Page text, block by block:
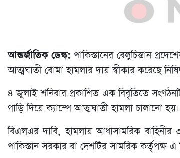
আন্তর্জাতিক ডেস্ক:পাকিস্তানের বেলুচিস্তান
আত্মঘাতী বোমা হামলার দায় স্বীকার করেছে
৪ জুলাই শনিবার প্রকাশিত এক বিবৃতিতে
গাড়ি দিয়ে ক্যাম্পে আত্মঘাতী হামলা চালানো হয়।
বিএলএর দাবি, হামলায় আধাসামরিক
পাকিস্তান সরকার বা দেশটির সামরিক কর্তৃপক্ষ